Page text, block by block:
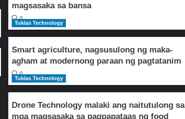
magsasaka sa bansa
0
Tuklas Technology
Smart agriculture, nagsusulong ng maka-
agham at modernong paraan ng pagtatanim
0
Tuklas Technology
Drone Technology malaki ang naitutulong sa
mga magsasaka sa pagpapataas ng food